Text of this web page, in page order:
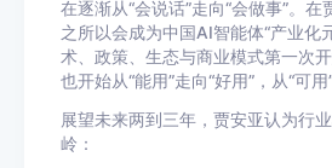
在逐渐从“会说话”走向“会做事”。
之所以会成为中国AI智能体“产业化
术、政策、生态与商业模式第一次
也开始从“能用”走向“好用”，从“可用
展望未来两到三年，贾安亚认为行
岭：